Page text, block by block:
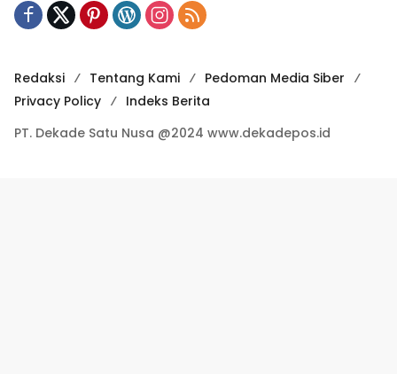
Redaksi Tentang Kami
Pedoman Media Siber
Privacy Policy
Indeks Berita
PT. Dekade Satu Nusa @2024 www.dekadepos.id